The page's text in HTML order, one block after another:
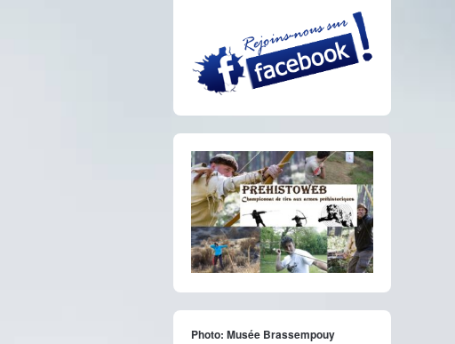
Photo: Musée Brassempouy